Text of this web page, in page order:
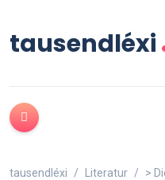
tausendléxi
tausendléxi Literatur >